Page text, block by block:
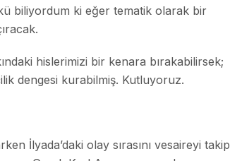
biliyordum ki eğer tematik olarak bir
hislerimizi bir kenara bırakabilirsek;
dengesi kurabilmiş. Kutluyoruz.
İlyada’daki olay sırasını vesaireyi takip